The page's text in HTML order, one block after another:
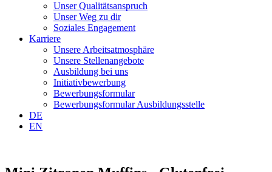
Unser Qualitätsanspruch
Unser Weg zu dir
Soziales Engagement
Karriere
Unsere Arbeitsatmosphäre
Unsere Stellenangebote
Ausbildung bei uns
Initiativbewerbung
Bewerbungsformular
Bewerbungsformular Ausbildungsstelle
DE
EN